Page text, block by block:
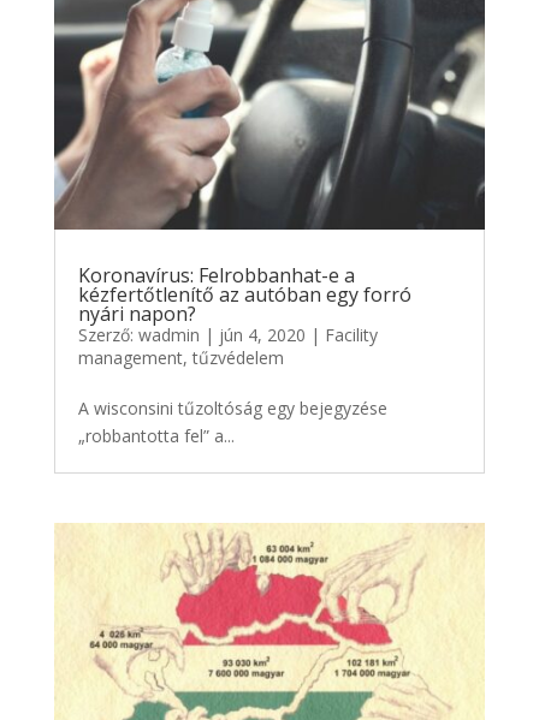
Koronavírus: Felrobbanhat-e a
kézfertőtlenítő az autóban egy forró
nyári napon?
Szerző: wadmin | jún 4, 2020 | Facility
management,tűzvédelem
A wisconsini tűzoltóság egy bejegyzése
„robbantotta fel” a...